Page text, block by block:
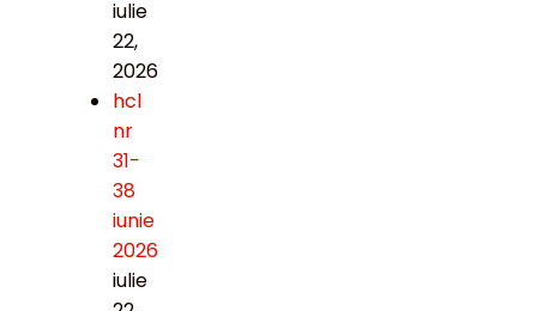
iulie
22,
2026
hcl
nr
31-
38
iunie
2026
iulie